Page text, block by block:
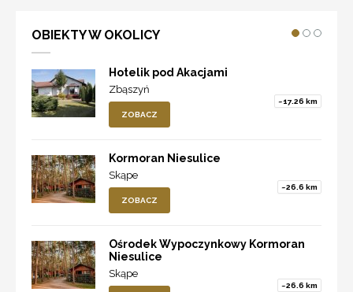
OBIEKTY W OKOLICY
Hotelik pod Akacjami
Zbąszyń
~17.26 km
ZOBACZ
Kormoran Niesulice
Skąpe
~26.6 km
ZOBACZ
Ośrodek Wypoczynkowy Kormoran
Niesulice
Skąpe
~26.6 km